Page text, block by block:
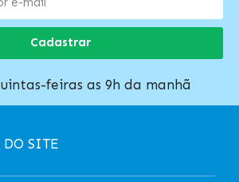
Cadastrar
feiras as 9h da manhã
DO SITE